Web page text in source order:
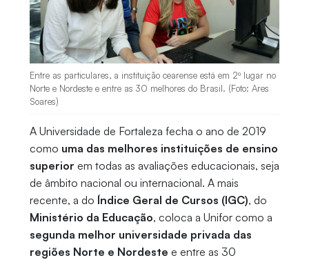
Entre as particulares, a instituição cearense está em 2º lugar no
Norte e Nordeste e entre as 30 melhores do Brasil. (Foto: Ares
Soares)
A Universidade de Fortaleza fecha o ano de 2019
como uma das melhores instituições de ensino
superior em todas as avaliações educacionais, seja
de âmbito nacional ou internacional. A mais
recente, a do Índice Geral de Cursos (IGC), do
Ministério da Educação, coloca a Unifor como a
segunda melhor universidade privada das
regiões Norte e Nordeste e entre as 30